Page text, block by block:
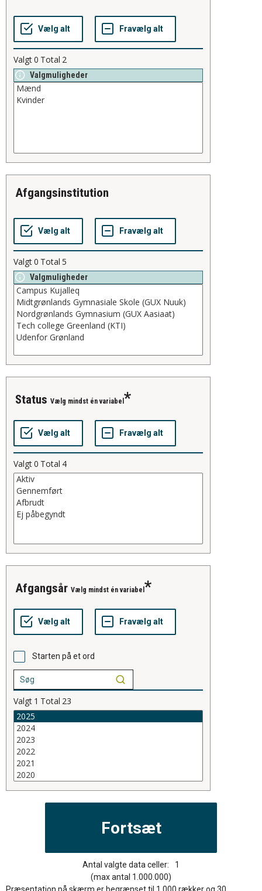
Valgt0 Total 2
Valgmuligheder
afgangsinstitution
Valgt0 Total 5
Valgmuligheder
status Vælg mindst én variabel
Valgt0 Total 4
afgangsår Vælg mindst én variabel
Starten på et ord
Valgt 1 Total 23
Antal valgte data celler:
1
(max antal 1.000.000)